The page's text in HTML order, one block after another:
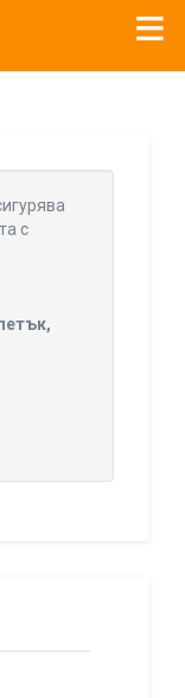
съобщение
Инфо“ ЕАД (
от
с